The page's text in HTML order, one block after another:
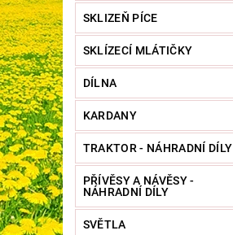
SKLIZEŇ PÍCE
SKLÍZECÍ MLÁTIČKY
DÍLNA
KARDANY
TRAKTOR - NÁHRADNÍ DÍLY
PŘÍVĚSY A NÁVĚSY -
NÁHRADNÍ DÍLY
SVĚTLA